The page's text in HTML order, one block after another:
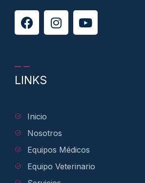
LINKS
Inicio
Nosotros
Equipos Médicos
Equipo Veterinario